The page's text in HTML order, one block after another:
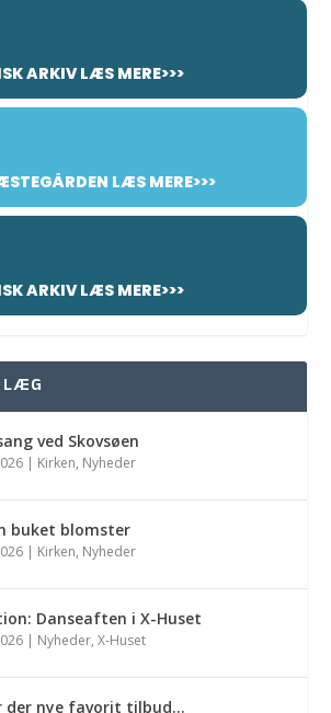
ARKIV LÆS MERE>>>
LÆS MERE>>>
ARKIV LÆS MERE>>>
ved Skovsøen
| Kirken, Nyheder
buket blomster
| Kirken, Nyheder
Danseaften i X-Huset
| Nyheder,X-Huset
der nye favorit tilbud…